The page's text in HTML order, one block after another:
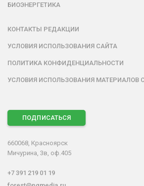
БИОЭНЕРГЕТИКА
КОНТАКТЫ РЕДАКЦИИ
УСЛОВИЯ ИСПОЛЬЗОВАНИЯ САЙТА
ПОЛИТИКА КОНФИДЕНЦИАЛЬНОСТИ
УСЛОВИЯ ИСПОЛЬЗОВАНИЯ МАТЕРИАЛОВ
ПОДПИСАТЬСЯ
660068, Красноярск
Мичурина, 3в, оф.405
+7 391 219 01 19